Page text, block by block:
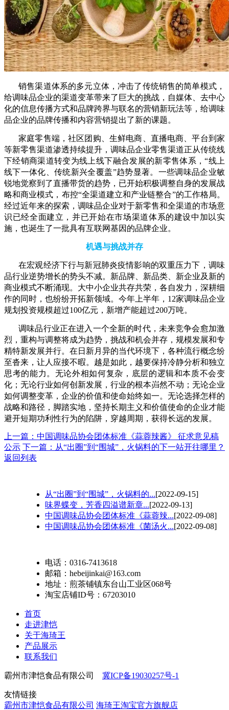
销售渠道体系的多元立体，冲击了传统销售的简单模式，
给调味品企业的渠道变革带来了巨大的挑战，自媒体、去中心
化的信息传播方式和品牌跨界与联名的营销新玩法等，给调味
品企业的品牌传播和内容营销提出了新的课题。
家庭零售端，社区团购、生鲜电商、直播电商、平台到家
等新零售渠道渗透持续提升，调味品企业零售渠道正从传统线
下经销商渠道转变为线上线下融合发展的新零售体系，“线上
线下一体化、传统新兴全覆盖”趋势显著。一些调味品企业敏
锐地觉察到了直播带货的趋势，已开始积极调整自身的发展战
略和商业模式，布控“全渠道建立和产业链整合”的工作格局。
经过近年来的探索，调味品企业对于新零售和全渠道的市场意
识已经全面建立，并已开始在市场渠道体系的建设中加以实
施，也诞生了一批具有互联网基因的品牌企业。
机遇与挑战并存
在宏观经济下行与新冠肺炎疫情影响的双重压力下，调味
品行业逆势增长的势头不减。新品牌、新品类、新企业及新的
商业模式不断涌现。大中小企业共存共荣，各自发力，深耕细
作的同时，也纷纷开拓新领域。今年上半年，12家调味品企业
规划投资规模超过100亿元，新增产能超过200万吨。
调味品行业正在进入一个全新的时代，未来竞争会愈加激
烈，重构与调整将成为趋势，挑战和机会并存，规模发展和专
精特新发展并行。在日新月异的当代环境下，各种流行概念纷
至沓来，让人应接不暇。越是如此，越要保持冷静分析和独立
思考的能力。无论外相如何复杂，底层的逻辑和本质不会变
化；无论行业如何创新发展，行业的根本岿然不动；无论企业
如何调整变革，企业的价值和使命始终如一。无论选择怎样的
战略和路径，脚踏实地，坚持长期主义和价值使命的企业才能
避开短期功利性行为的陷阱，穿越周期，获得长远的发展。
上一篇：中国调味品协会团体标准《蒜蓉辣酱》 征求意见稿
公示 下一篇：从“出圈”到“围城”，火锅料的下一站开往哪里？
返回列表
从“出圈”到“围城”，火锅料的...[2022-09-15]
味界蝶变，芳香四溢谱新章...[2022-09-13]
中国调味品协会团体标准《蒜蓉辣...[2022-09-08]
中国调味品协会团体标准《菌汤火...[2022-09-08]
电话：0316-7413618
邮箱：hebeijinkai@163.com
地址：煎茶铺镇东台山工业区068号
淘宝店铺ID号：67203010
首页
走进津恺
关于海琦王
产品展示
联系我们
霸州市津恺食品有限公司 冀ICP备19030257号-1
友情链接
霸州市津恺食品有限公司 海琦王淘宝官方旗舰店